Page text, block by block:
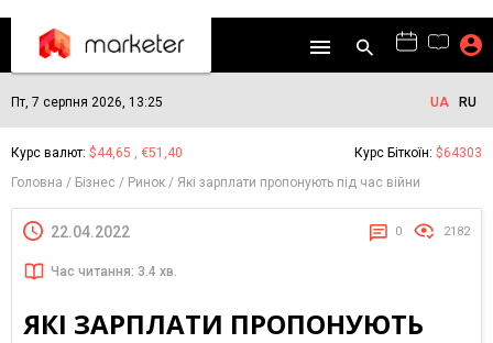
Пт, 7 серпня 2026, 13:25 UA RU
Курс валют: $44,65 , €51,40 Курс Біткоїн: $64303
Головна
Бізнес Ринок Які зарплати пропонують під час війни
22.04.2022 0 2182
Час читання: 3.4 хв.
ЯКІ ЗАРПЛАТИ ПРОПОНУЮТЬ